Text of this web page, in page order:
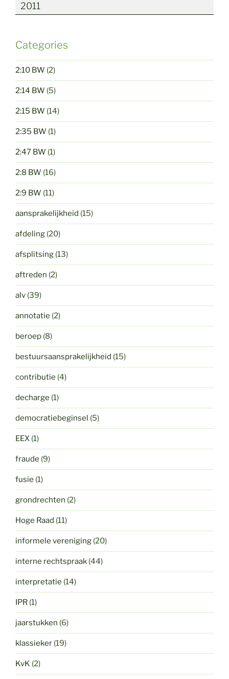
2011
Categories
2:10 BW (2)
2:14 BW (5)
2:15 BW (14)
2:35 BW (1)
2:47 BW (1)
2:8 BW (16)
2:9 BW (11)
aansprakelijkheid (15)
afdeling (20)
afsplitsing (13)
aftreden (2)
alv (39)
annotatie (2)
beroep (8)
bestuursaansprakelijkheid (15)
contributie (4)
decharge (1)
democratiebeginsel (5)
EEX (1)
fraude (9)
fusie (1)
grondrechten (2)
Hoge Raad (11)
informele vereniging (20)
interne rechtspraak (44)
interpretatie (14)
IPR (1)
jaarstukken (6)
klassieker (19)
KvK (2)